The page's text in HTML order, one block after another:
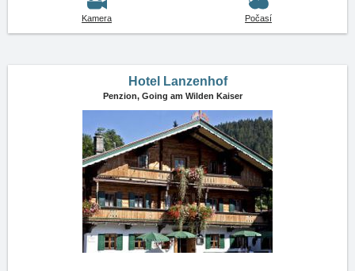
Kamera Počasí
Hotel Lanzenhof
Penzion, Going am Wilden Kaiser